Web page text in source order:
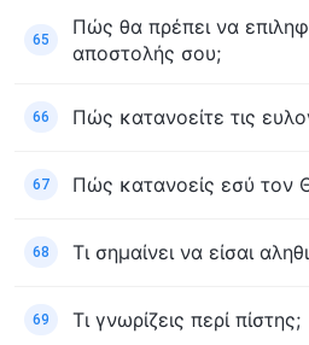
65
Πώς θα πρέπει να
αποστολής σου;
66 Πώς κατανοείτε τις
67 Πώς κατανοείς εσύ τον
68 Τι σημαίνει να είσαι
69 Τι γνωρίζεις περί πίστης;